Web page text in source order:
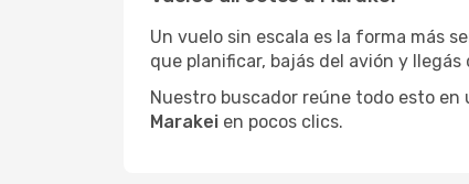
Un vuelo sin escala es la forma más
que planificar, bajás del avión y
Nuestro buscador reúne todo esto en
Marakei en pocos clics.